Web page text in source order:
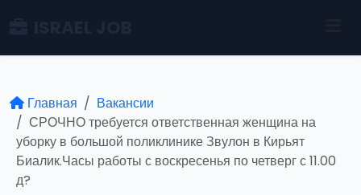
Главная
Вакансии
СРОЧНО требуется ответственная женщина на
уборку в большой поликлинике Звулон в Кирьят
Биалик.Часы работы с воскресенья по четверг с 11.00
д?